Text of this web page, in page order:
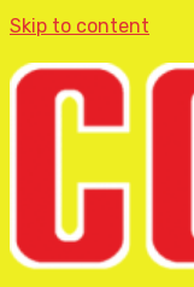
Skip to content